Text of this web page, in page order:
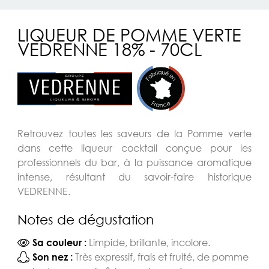
LIQUEUR DE POMME VERTE
VEDRENNE 18% - 70CL
Retrouvez toutes les saveurs de la Pomme verte
dans cette liqueur cocktail conçue pour les
professionnels du bar, à la puissance aromatique
intense, résultant du savoir-faire historique
VEDRENNE.
Notes de dégustation
Sa couleur : Limpide, brillante, incolore.
Son nez : Très expressif, frais et fruité, de pomme